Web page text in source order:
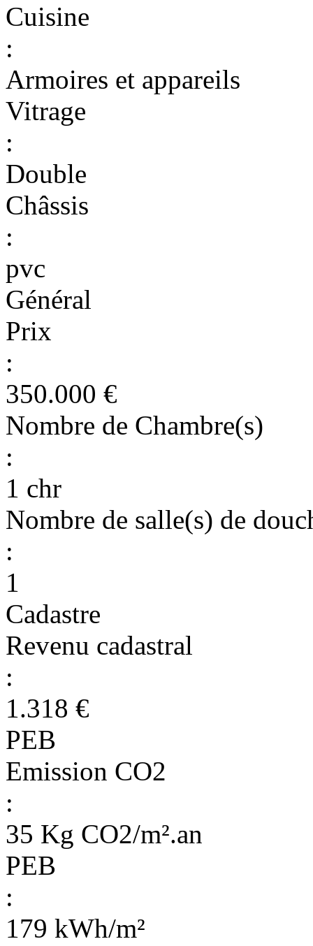
Cuisine
:
Armoires et appareils
Vitrage
:
Double
Châssis
:
pvc
Général
Prix
:
350.000 €
Nombre de Chambre(s)
:
1 chr
Nombre de salle(s) de
:
1
Cadastre
Revenu cadastral
:
1.318 €
PEB
Emission CO2
:
35 Kg CO2/m².an
PEB
:
179 kWh/m²